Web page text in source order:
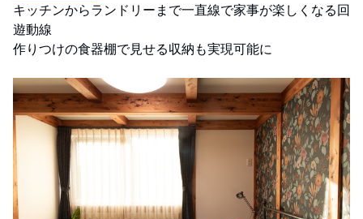
キッチンからランドリーまで一直線で家事が楽しくなる回
遊動線
作りつけの食器棚で見せる収納も実現可能に